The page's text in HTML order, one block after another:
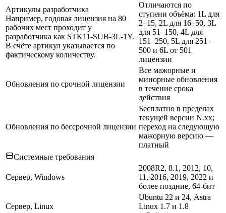
Артикулы разработчика
Например, годовая лицензия на 80
рабочих мест проходит у
разработчика как STK11-SUB-3L-1Y.
В счёте артикул указывается по
фактическому количеству.
Отличаются по
ступени объёма: 1L для
2–15, 2L для 16–50, 3L
для 51–150, 4L для
151–250, 5L для 251–
500 и 6L от 501
лицензии
Обновления по срочной лицензии
Все мажорные и
минорные обновления
в течение срока
действия
Обновления по бессрочной лицензии
Бесплатно в пределах
текущей версии N.xx;
переход на следующую
мажорную версию —
платный
Системные требования
Сервер, Windows
2008R2, 8.1, 2012, 10,
11, 2016, 2019, 2022 и
более поздние, 64-бит
Сервер, Linux
Ubuntu 22 и 24, Astra
Linux 1.7 и 1.8